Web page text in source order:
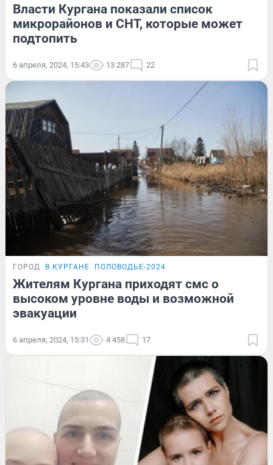
Власти Кургана показали список
микрорайонов и СНТ, которые может
подтопить
6 апреля, 2024, 15:43 13 287 22
ГОРОД В КУРГАНЕ ПОЛОВОДЬЕ-2024
Жителям Кургана приходят смс о
высоком уровне воды и возможной
эвакуации
6 апреля, 2024, 15:31 4 458 17